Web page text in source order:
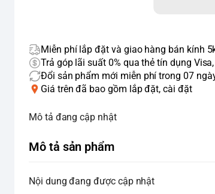
Miễn phí lắp đặt và giao hàng bán kính
Trả góp lãi suất 0% qua thẻ tín dụng
Đổi sản phẩm mới miễn phí trong 07
Giá trên đã bao gồm lắp đặt, cài đặt
Mô tả đang cập nhật
Mô tả sản phẩm
Nội dung đang được cập nhật